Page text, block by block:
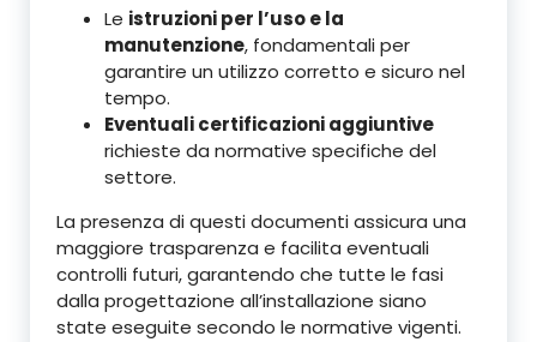
Le istruzioni per l’uso e la
manutenzione, fondamentali per
garantire un utilizzo corretto e sicuro nel
tempo.
Eventuali certificazioni aggiuntive
richieste da normative specifiche del
settore.
La presenza di questi documenti assicura una
maggiore trasparenza e facilita eventuali
controlli futuri, garantendo che tutte le fasi
dalla progettazione all’installazione siano
state eseguite secondo le normative vigenti.